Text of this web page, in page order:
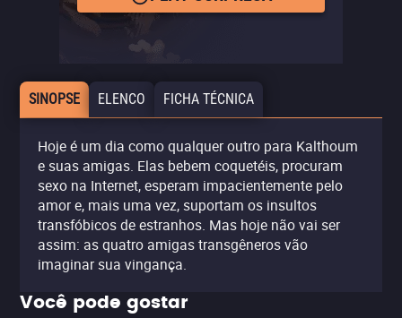
SINOPSE ELENCO FICHA TÉCNICA
Hoje é um dia como qualquer outro para Kalthoum
e suas amigas. Elas bebem coquetéis, procuram
sexo na Internet, esperam impacientemente pelo
amor e, mais uma vez, suportam os insultos
transfóbicos de estranhos. Mas hoje não vai ser
assim: as quatro amigas transgêneros vão
imaginar sua vingança.
Você pode gostar